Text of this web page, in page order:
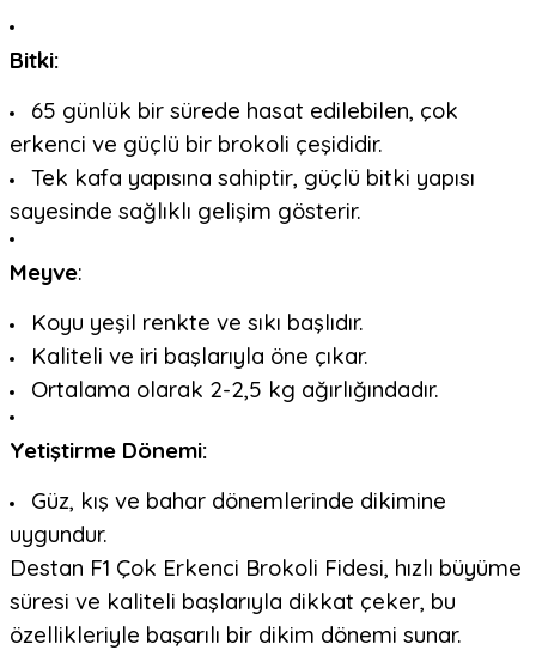
Bitki:
65 günlük bir sürede hasat edilebilen, çok
erkenci ve güçlü bir brokoli çeşididir.
Tek kafa yapısına sahiptir, güçlü bitki yapısı
sayesinde sağlıklı gelişim gösterir.
Meyve:
Koyu yeşil renkte ve sıkı başlıdır.
Kaliteli ve iri başlarıyla öne çıkar.
Ortalama olarak 2-2,5 kg ağırlığındadır.
Yetiştirme Dönemi:
Güz, kış ve bahar dönemlerinde dikimine
uygundur.
Destan F1 Çok Erkenci Brokoli Fidesi, hızlı büyüme
süresi ve kaliteli başlarıyla dikkat çeker, bu
özellikleriyle başarılı bir dikim dönemi sunar.